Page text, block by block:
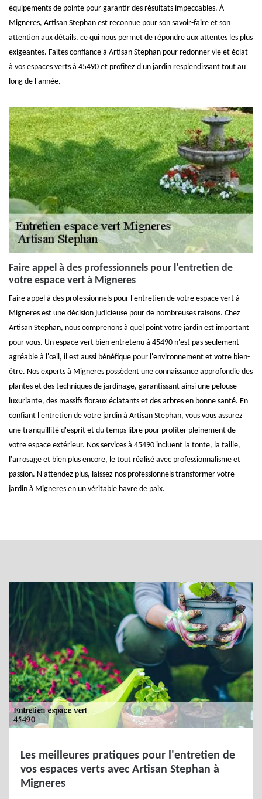
équipements de pointe pour garantir des résultats impeccables. À
Migneres, Artisan Stephan est reconnue pour son savoir-faire et son
attention aux détails, ce qui nous permet de répondre aux attentes les plus
exigeantes. Faites confiance à Artisan Stephan pour redonner vie et éclat
à vos espaces verts à 45490 et profitez d'un jardin resplendissant tout au
long de l'année.
Faire appel à des professionnels pour l'entretien de
votre espace vert à Migneres
Faire appel à des professionnels pour l'entretien de votre espace vert à
Migneres est une décision judicieuse pour de nombreuses raisons. Chez
Artisan Stephan, nous comprenons à quel point votre jardin est important
pour vous. Un espace vert bien entretenu à 45490 n'est pas seulement
agréable à l'œil, il est aussi bénéfique pour l'environnement et votre bien-
être. Nos experts à Migneres possèdent une connaissance approfondie des
plantes et des techniques de jardinage, garantissant ainsi une pelouse
luxuriante, des massifs floraux éclatants et des arbres en bonne santé. En
confiant l'entretien de votre jardin à Artisan Stephan, vous vous assurez
une tranquillité d'esprit et du temps libre pour profiter pleinement de
votre espace extérieur. Nos services à 45490 incluent la tonte, la taille,
l'arrosage et bien plus encore, le tout réalisé avec professionnalisme et
passion. N'attendez plus, laissez nos professionnels transformer votre
jardin à Migneres en un véritable havre de paix.
Les meilleures pratiques pour l'entretien de
vos espaces verts avec Artisan Stephan à
Migneres